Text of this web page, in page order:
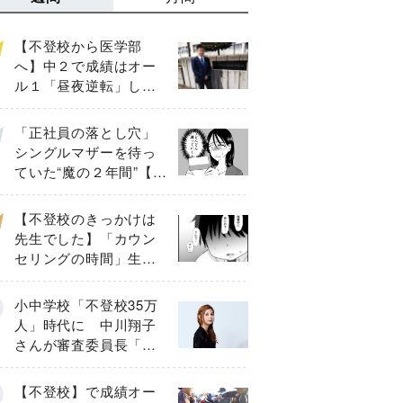
【不登校から医学部
へ】中２で成績はオー
ル１「昼夜逆転」した
わが子を”夜遊び”に連れ
出した母の気づき
「正社員の落とし穴」
シングルマザーを待っ
ていた“魔の２年間”【後
編】
【不登校のきっかけは
先生でした】「カウン
セリングの時間」生徒
の情報をバラしたの
は…《第２話》
小中学校「不登校35万
人」時代に 中川翔子
さんが審査委員長「不
登校生動画甲子園
2026」が開催
【不登校】で成績オー